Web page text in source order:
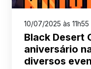
10/07/2025 às 11h55
Black Desert
aniversário
diversos